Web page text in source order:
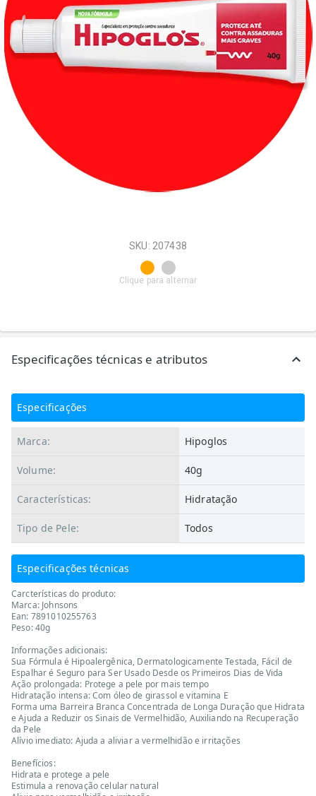
SKU: 207438
Clique para alternar
Especificações técnicas e atributos
Especificações
Marca: Hipoglos
Volume: 40g
Características: Hidratação
Tipo de Pele: Todos
Especificações técnicas
Carcterísticas do produto:
Marca: Johnsons
Ean: 7891010255763
Peso: 40g
Informações adicionais:
Sua Fórmula é Hipoalergênica, Dermatologicamente Testada, Fácil de
Espalhar é Seguro para Ser Usado Desde os Primeiros Dias de Vida
Ação prolongada: Protege a pele por mais tempo
Hidratação intensa: Com óleo de girassol e vitamina E
Forma uma Barreira Branca Concentrada de Longa Duração que Hidrata
e Ajuda a Reduzir os Sinais de Vermelhidão, Auxiliando na Recuperação
da Pele
Alívio imediato: Ajuda a aliviar a vermelhidão e irritações
Benefícios:
Hidrata e protege a pele
Estimula a renovação celular natural